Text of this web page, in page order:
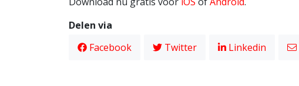
Delen via
Facebook
Twitter Linkedin